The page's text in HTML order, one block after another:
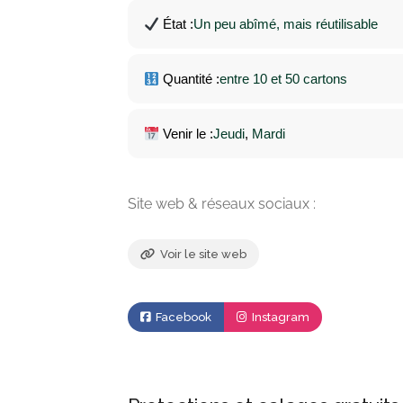
État :Un peu abîmé, mais réutilisable
Quantité :entre 10 et 50 cartons
Venir le :Jeudi, Mardi
Site web & réseaux sociaux :
Voir le site web
Facebook Instagram